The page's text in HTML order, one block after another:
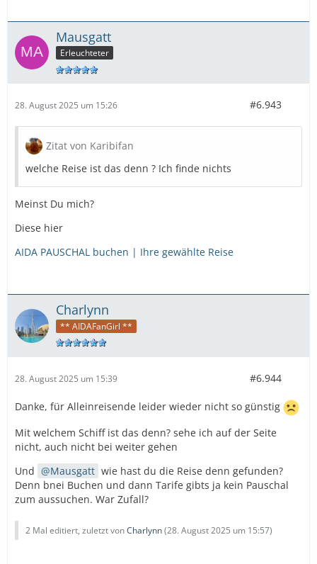
Mausgatt
Erleuchteter
28. August 2025 um 15:26 #6.943
Zitat von Karibifan
welche Reise ist das denn ? Ich finde nichts
Meinst Du mich?
Diese hier
AIDA PAUSCHAL buchen | Ihre gewählte Reise
Charlynn
** AIDAFanGirl **
28. August 2025 um 15:39 #6.944
Danke, für Alleinreisende leider wieder nicht so günstig
Mit welchem Schiff ist das denn? sehe ich auf der Seite
nicht, auch nicht bei weiter gehen
Und
Mausgatt wie hast du die Reise denn gefunden?
Denn bnei Buchen und dann Tarife gibts ja kein Pauschal
zum aussuchen. War Zufall?
2 Mal editiert, zuletzt vonCharlynn(28. August 2025 um 15:57)